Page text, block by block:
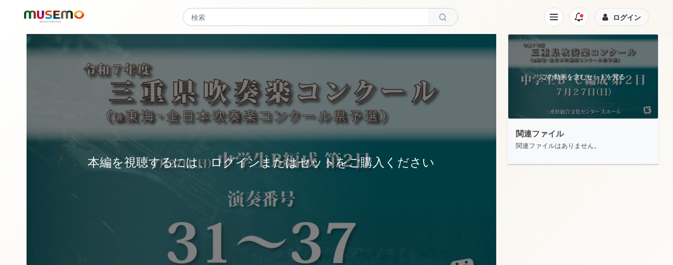
ログイン
本編を視聴するには、ログインまたはセットをご購入ください
この動画を含むセットを見る
関連ファイル
関連ファイルはありません。